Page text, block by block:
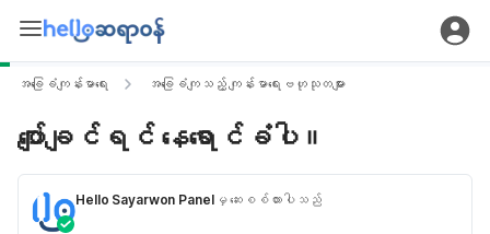
အခြေခံကျန်းမာရေး အခြေခံကျသည့် ကျန်းမာရေးဗဟုသုတများ
ပျော်ချင်ရင် နေရောင်ခံပါ။
Hello Sayarwon Panelမှ ဆေးစစ်ထားပါသည်